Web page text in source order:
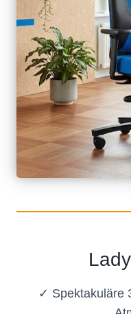
✓ Spektakuläre